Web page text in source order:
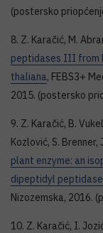
(postersko
8. Z. Karačić, M.
peptidases III from
thaliana, FEBS3+
2015. (postersko
9. Z. Karačić, B.
Kozlović, S.
plant enzyme: an
dipeptidyl
Nizozemska, 2016.
10. Z. Karačić, I.